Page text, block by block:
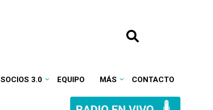
SOCIOS 3.0 EQUIPO MÁS CONTACTO